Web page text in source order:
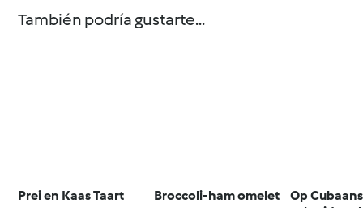
También podría gustarte...
Prei en Kaas Taart Broccoli-ham omelet
Op